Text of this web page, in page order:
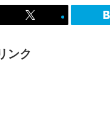
ンク